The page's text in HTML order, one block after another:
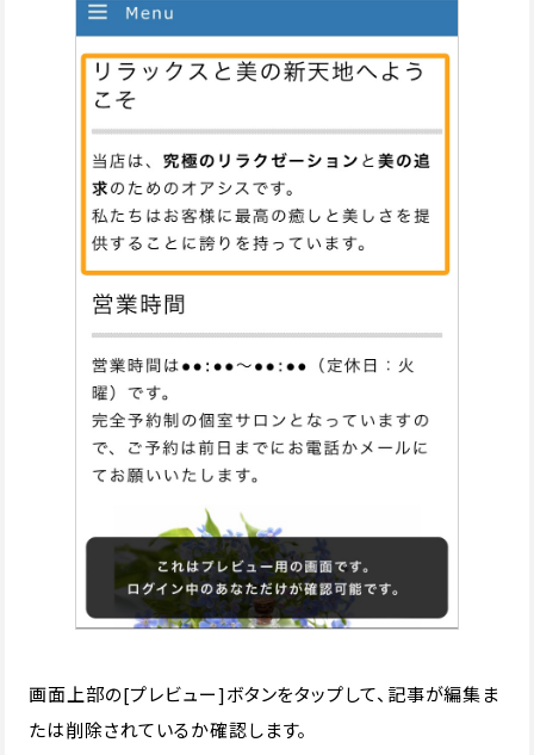
画面上部の[プレビュー]ボタンをタップして、記事が編集ま
たは削除されているか確認します。